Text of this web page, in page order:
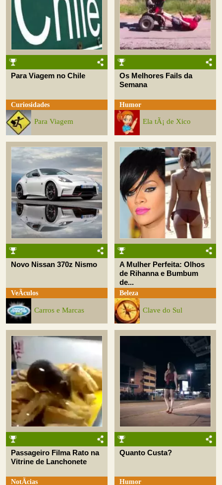
Para Viagem no Chile
Curiosidades
Para Viagem
Os Melhores Fails da
Semana
Humor
Ela tÃ¡ de Xico
Novo Nissan 370z Nismo
VeÃ­culos
Carros e Marcas
A Mulher Perfeita: Olhos
de Rihanna e Bumbum
de...
Beleza
Clave do Sul
Passageiro Filma Rato na
Vitrine de Lanchonete
NotÃ­cias
Quanto Custa?
Humor